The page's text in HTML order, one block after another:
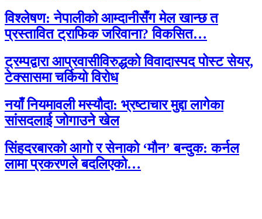
विश्लेषण: नेपालीको आम्दानीसँग मेल खान्छ त
प्रस्तावित ट्राफिक जरिवाना? विकसित…
ट्रम्पद्वारा आप्रवासीविरुद्धको विवादास्पद पोस्ट सेयर,
टेक्सासमा चर्कियो विरोध
नयाँ नियमावली मस्यौदा: भ्रष्टाचार मुद्दा लागेका
सांसदलाई जोगाउने खेल
सिंहदरबारको आगो र सेनाको ‘मौन’ बन्दुक: कर्नल
लामा प्रकरणले बदलिएको…